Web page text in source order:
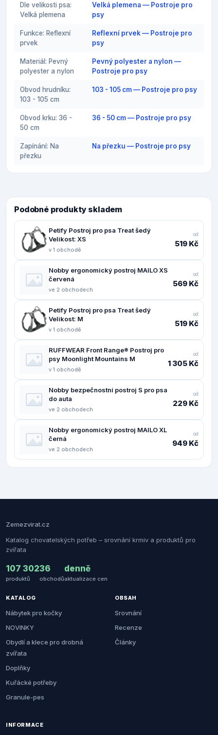
Dle velikosti psa:
Velká plemena
Velká plemena — Postroje pro
psy
Funkce: Reflexní
prvek
Reflexní prvek — Postroje pro
psy
Materiál: Pevný
polyester a nylon
Pevný polyester a nylon —
Postroje pro psy
Obvod hrudníku:
103 - 105 cm
103 - 105 cm — Postroje pro psy
Obvod krku: 36 -
50 cm
36 - 50 cm — Postroje pro psy
Zapínání: Na
přezku
Na přezku — Postroje pro psy
Podobné produkty skladem
Petify Postroj pro psa Treat šedý
Velikost: XS
v 1 obchodě
od
519 Kč
Nobby ergonomický postroj MAILO XS
červená
ve 2 obchodech
od
569 Kč
Petify Postroj pro psa Treat šedý
Velikost: M
v 1 obchodě
od
519 Kč
RUFFWEAR Front Range® Postroj pro
psy Moonlight Mountains M
v 1 obchodě
od
1 305 Kč
Nobby bezpečnostní postroj S pro psa
do auta
ve 2 obchodech
od
229 Kč
Nobby ergonomický postroj MAILO XL
černá
ve 2 obchodech
od
949 Kč
Zemezvirat.cz
Katalog chovatelských potřeb – srovnání krmiv a produktů pro
zvířata
107 302
produktů
36
obchodů
denně
aktualizace cen
KATALOG
Nábytek pro kočky
NOVINKY
Obydlí a klece pro drobná
zvířata
Doplňky
Kuřácké potřeby
Granule-pes
OBSAH
Srovnání
Recenze
Články
INFORMACE